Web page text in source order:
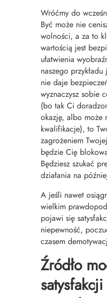
Wróćmy do
Być może nie
wolności, a za to
wartością jest
ułatwienia
naszego
nie daje
wyznaczysz sobie
(bo tak Ci
okazję, albo może
kwalifikacje), to
zagrożeniem
będzie Cię
Będziesz szukać
działania na
A jeśli nawet
wielkim
pojawi się
niepewność,
czasem
Źródło